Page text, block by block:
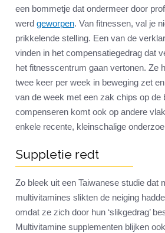
een bommetje dat ondermeer door
werd geworpen. Van fitnessen, val je
prikkelende stelling. Een van de
vinden in het compensatiegedrag dat
het fitnesscentrum gaan vertonen. Ze
twee keer per week in beweging zet en
van de week met een zak chips op de
compenseren komt ook op andere
enkele recente, kleinschalige
Suppletie redt
Zo bleek uit een Taiwanese studie dat
multivitamines slikten de neiging
omdat ze zich door hun ‘slikgedrag’
Multivitamine supplementen blijken